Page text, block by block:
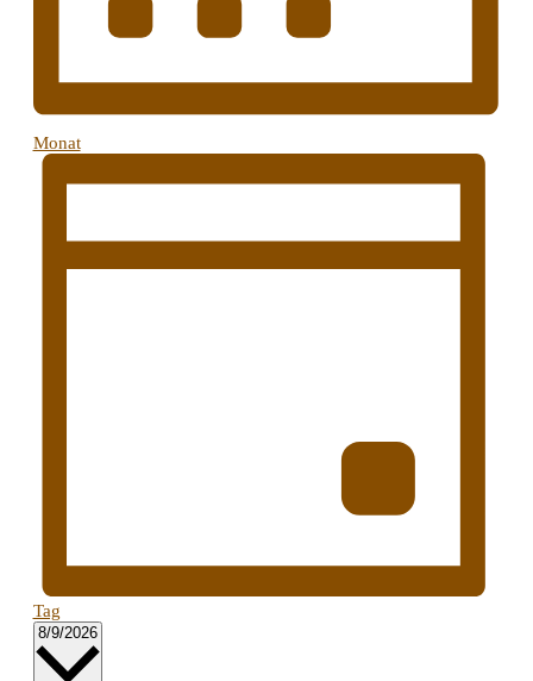
Monat
Tag
8/9/2026 Datum